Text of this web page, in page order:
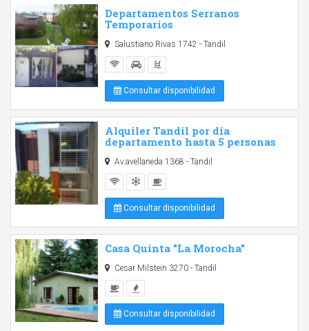
Departamentos Serranos
Temporarios
Salustiano Rivas 1742 - Tandil
Consultar disponibilidad
Alquiler Tandil por día
departamento hasta 5 personas
Av.avellaneda 1368 - Tandil
Consultar disponibilidad
Casa Quinta "La Morocha"
Cesar Milstein 3270 - Tandil
Consultar disponibilidad